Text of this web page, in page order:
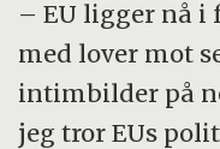
– EU ligger nå
med lover mot
intimbilder på
jeg tror EUs